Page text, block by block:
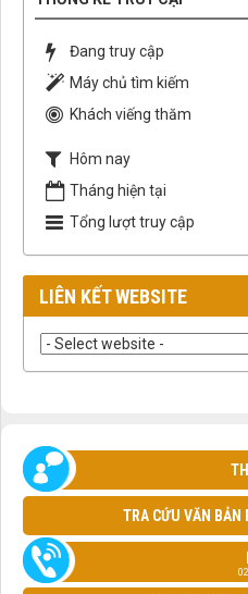
Đang truy cập
Máy chủ tìm kiếm
Khách viếng thăm
Hôm nay
Tháng hiện tại
Tổng lượt truy cập
LIÊN KẾT WEBSITE
TRA CỨU VĂN BẢN